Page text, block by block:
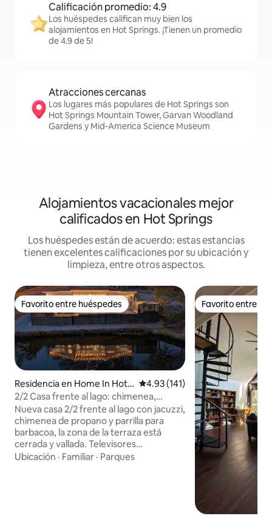
Calificación promedio: 4.9
Los huéspedes califican muy bien los
alojamientos en Hot Springs. ¡Tienen un promedio
de 4.9 de 5!
Atracciones cercanas
Los lugares más populares de Hot Springs son
Hot Springs Mountain Tower, Garvan Woodland
Gardens y Mid-America Science Museum
Alojamientos vacacionales mejor
calificados en Hot Springs
Los huéspedes están de acuerdo: estas estancias
tienen excelentes calificaciones por su ubicación y
limpieza, entre otros aspectos.
Favorito entre huéspedes
Favorito entre huéspedes
Residencia en Home In Hot S
prings
Calificación promedio: 4.93 de
4.93 (141)
2/2 Casa frente al lago: chimenea,
jacuzzi y sala de juegos
Nueva casa 2/2 frente al lago con jacuzzi,
chimenea de propano y parrilla para
barbacoa, la zona de la terraza está
cerrada y vallada. Televisores
inteligentes de 50 pulgadas en todas
Ubicación · Familiar · Parques
Favorito entre
Favorito entre